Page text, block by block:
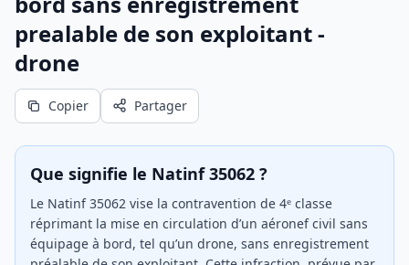
prealable de son exploitant -
drone
Copier Partager
Que signifie le Natinf 35062 ?
Le Natinf 35062 vise la contravention de 4ᵉ classe
réprimant la mise en circulation d’un aéronef civil sans
équipage à bord, tel qu’un drone, sans enregistrement